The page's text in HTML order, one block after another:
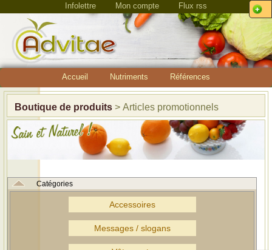
Infolettre Mon compte Flux rss
Accueil Nutriments Références
Boutique de produits > Articles promotionnels
Catégories
Accessoires
Messages / slogans